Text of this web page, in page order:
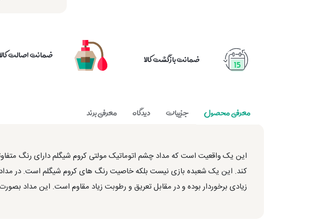
ضمانت بازگشت کالا ضمانت اصالت
معرفی محصول جزییات دیدگاه معرفی برند
این یک واقعیت است که مداد چشم اتوماتیک مولتی کروم شیگلم دارای رنگ
کند. این یک شعبده بازی نیست بلکه خاصیت رنگ های کروم شیگلم است. در مداد
زیادی برخوردار بوده و در مقابل تعریق و رطوبت زیاد مقاوم است. این مداد